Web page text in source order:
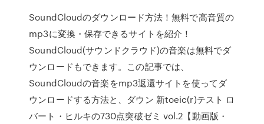
SoundCloudのダウンロード方法！無料で高音質の
mp3に変換・保存できるサイトを紹介！
SoundCloud(サウンドクラウド)の音楽は無料でダ
ウンロードもできます。この記事では、
SoundCloudの音楽をmp3返還サイトを使ってダ
ウンロードする方法と、ダウン 新toeic(r)テスト ロ
バート・ヒルキの730点突破ゼミ vol.2【動画版・